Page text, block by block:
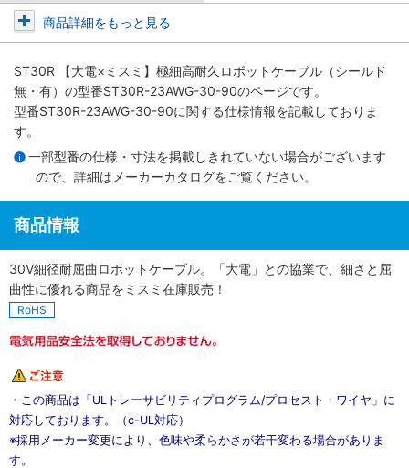
商品詳細をもっと見る
ST30R 【大電×ミスミ】極細高耐久ロボットケーブル（シールド
無・有） の型番ST30R-23AWG-30-90のページです。
型番ST30R-23AWG-30-90に関する仕様情報を記載しておりま
す。
一部型番の仕様・寸法を掲載しきれていない場合がございます
ので、詳細は メーカーカタログをご覧ください。
商品情報
30V細径耐屈曲ロボットケーブル。「大電」との協業で、細さと屈
曲性に優れる商品をミスミ在庫販売！
RoHS
・この商品は「ULトレーサビリティプログラム/プロセスト・ワイヤ」に
対応しております。（c-UL対応）
※採用メーカー変更により、色味や柔らかさが若干変わる場合がありま
す。